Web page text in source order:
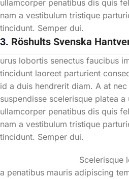
ullamcorper penatibus dis quis
nam a vestibulum tristique
tincidunt. Semper dui.
3. Röshults Svenska
urus lobortis senectus faucibus
tincidunt laoreet parturient
id a duis hendrerit diam. A at
suspendisse scelerisque platea
ullamcorper penatibus dis quis
nam a vestibulum tristique
tincidunt. Semper dui.
Scelerisque
a penatibus mauris adipiscing